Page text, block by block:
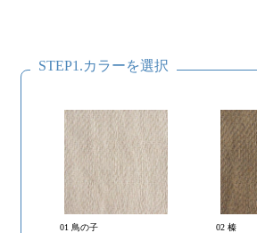
STEP1.カラーを選択
01 鳥の子 02 榛